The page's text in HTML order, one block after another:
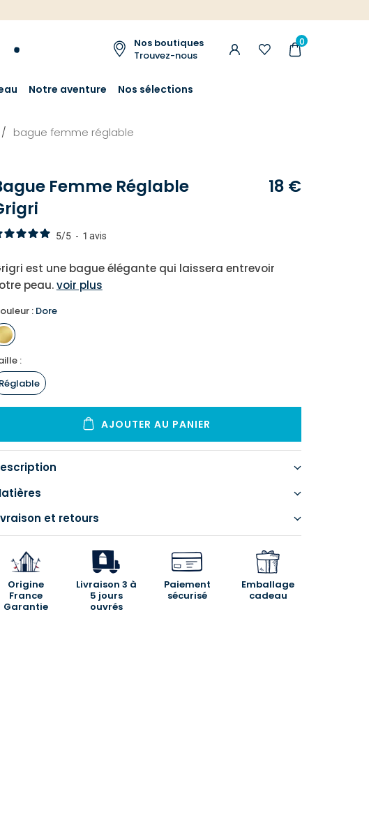
Nos boutiques
Trouvez-nous
0
Notre aventure Nos sélections
bague femme réglable
Femme Réglable
18 €
5/5 - 1 avis
est une bague élégante qui laissera entrevoir
peau.voir plus
: Dore
:
Réglable
AJOUTER AU PANIER
et retours
Origine
France
Garantie
Livraison 3 à
5 jours
ouvrés
Paiement
sécurisé
Emballage
cadeau